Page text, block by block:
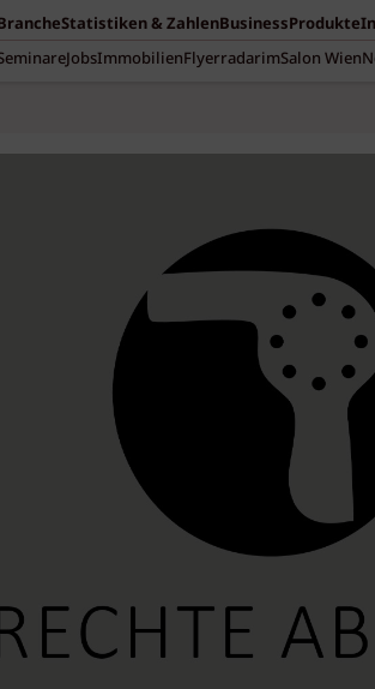
Statistiken & ZahlenBusinessProdukte
JobsImmobilienFlyerradarimSalon Wien